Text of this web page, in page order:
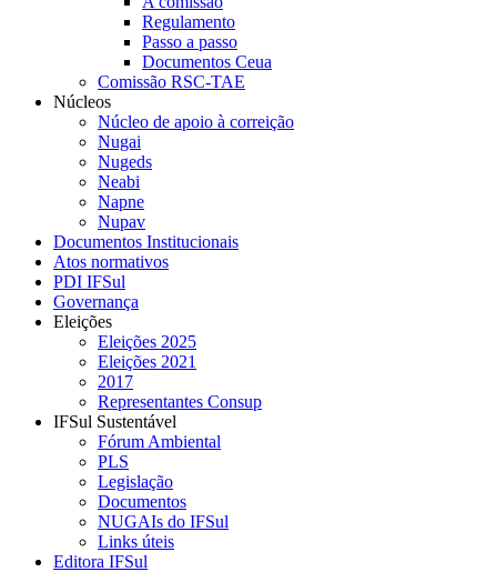
Regulamento
Passo a passo
Documentos Ceua
Comissão RSC-TAE
Núcleos
Núcleo de apoio à correição
Nugai
Nugeds
Neabi
Napne
Nupav
Documentos Institucionais
Atos normativos
PDI IFSul
Governança
Eleições
Eleições 2025
Eleições 2021
2017
Representantes Consup
IFSul Sustentável
Fórum Ambiental
PLS
Legislação
Documentos
NUGAIs do IFSul
Links úteis
Editora IFSul